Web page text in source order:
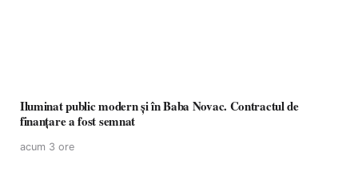
Iluminat public modern și în Baba Novac. Contractul de
finanțare a fost semnat
acum 3 ore